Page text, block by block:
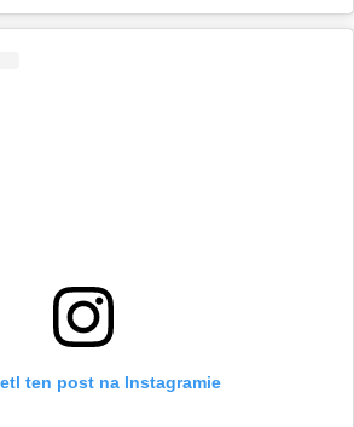
ten post na Instagramie